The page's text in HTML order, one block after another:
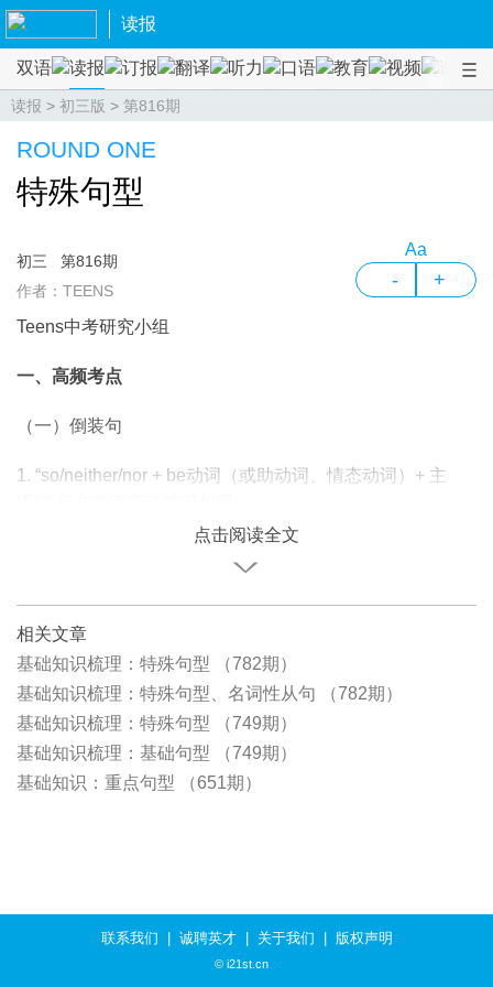
读报
双语 读报 订报 翻译 听力 口语 教育 视频 课程
读报 > 初三版 > 第816期
ROUND ONE
特殊句型
初三
第816期
作者：TEENS
Aa
- +
Teens中考研究小组
一、高频考点
（一）倒装句
1. “so/neither/nor + be动词（或助动词、情态动词）+ 主
点击阅读全文
相关文章
基础知识梳理：特殊句型 （782期）
基础知识梳理：特殊句型、名词性从句 （782期）
基础知识梳理：特殊句型 （749期）
基础知识梳理：基础句型 （749期）
基础知识：重点句型 （651期）
联系我们 诚聘英才| 关于我们 版权声明
© i21st.cn